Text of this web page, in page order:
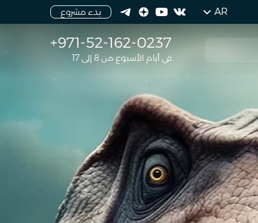
AR بدء مشروع
+971-52-162-0237
في أيام الأسبوع من 8 إلى 17